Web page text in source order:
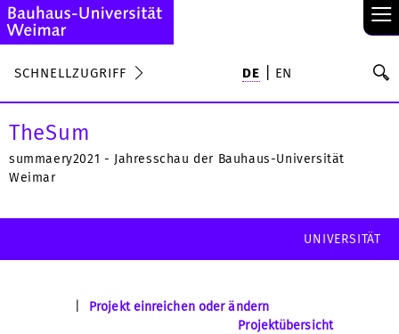
≡
SCHNELLZUGRIFF DE EN
TheSum
summaery2021 - Jahresschau der Bauhaus-Universität
Weimar
UNIVERSITÄT
Projekt einreichen oder ändern
Projektübersicht